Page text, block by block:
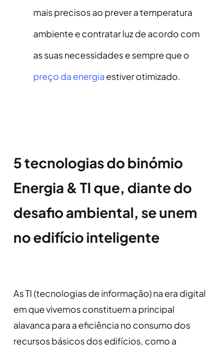
mais precisos ao prever a temperatura
ambiente e contratar luz de acordo com
as suas necessidades e sempre que o
preço da energia estiver otimizado.
5 tecnologias do binómio
Energia & TI que, diante do
desafio ambiental, se unem
no edifício inteligente
As TI (tecnologias de informação) na era digital
em que vivemos constituem a principal
alavanca para a eficiência no consumo dos
recursos básicos dos edifícios, como a